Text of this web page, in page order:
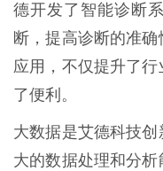
德开发了智能诊断
断，提高诊断的准
应用，不仅提升了
了便利。
大数据是艾德科技
大的数据处理和分